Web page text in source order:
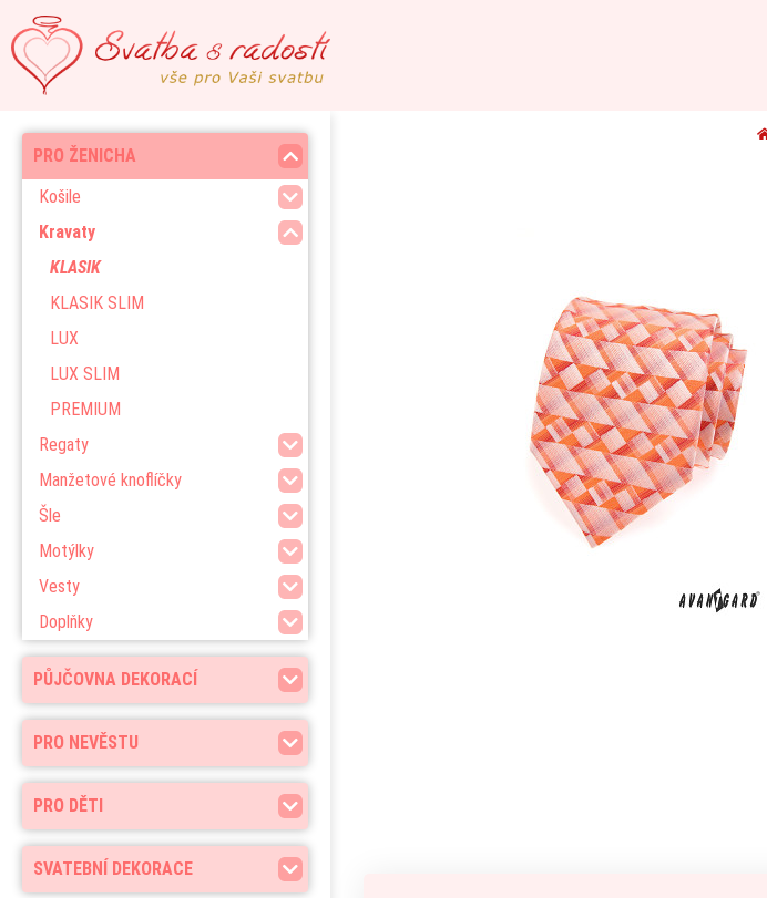
PŮJČOVNA DEKORACÍ
PRO NEVĚSTU
PRO ŽENICHA
Košile
Kravaty
KLASIK
KLASIK SLIM
LUX
LUX SLIM
PREMIUM
Regaty
Manžetové knoflíčky
Šle
Motýlky
Vesty
Doplňky
PRO DĚTI
SVATEBNÍ DEKORACE